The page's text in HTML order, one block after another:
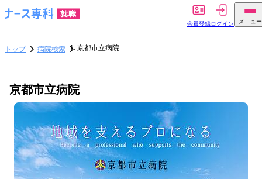
会員登録ログイン メニュー
トップ 病院検索 京都市立病院
京都市立病院